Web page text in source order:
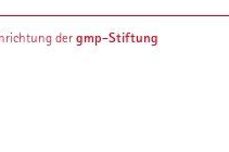
dergmp-Stiftung